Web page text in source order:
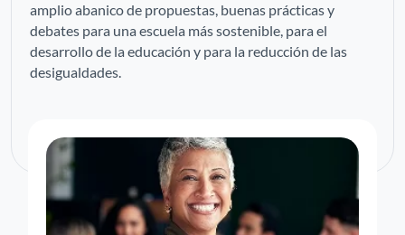
amplio abanico de propuestas, buenas prácticas y
debates para una escuela más sostenible, para el
desarrollo de la educación y para la reducción de las
desigualdades.